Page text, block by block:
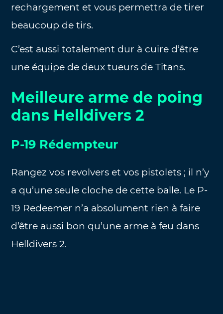
rechargement et vous permettra de tirer
beaucoup de tirs.
C’est aussi totalement dur à cuire d’être
une équipe de deux tueurs de Titans.
Meilleure arme de poing
dans Helldivers 2
P-19 Rédempteur
Rangez vos revolvers et vos pistolets ; il n’y
a qu’une seule cloche de cette balle. Le P-
19 Redeemer n’a absolument rien à faire
d’être aussi bon qu’une arme à feu dans
Helldivers 2.